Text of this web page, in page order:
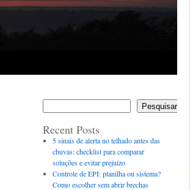
Pesquisar
Recent Posts
5 sinais de alerta no telhado antes das
chuvas: checklist para comparar
soluções e evitar prejuízo
Controle de EPI: planilha ou sistema?
Como escolher sem abrir brechas